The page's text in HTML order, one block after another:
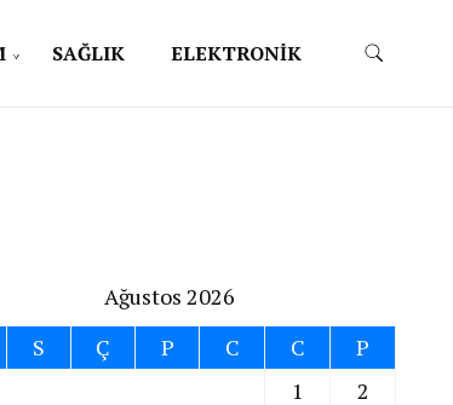
SAĞLIK ELEKTRONİK
Ağustos 2026
S Ç P C C
P
1
2